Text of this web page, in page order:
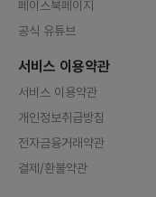
페이스북페이지
공식 유튜브
서비스 이용약관
서비스 이용약관
개인정보취급방침
전자금융거래약관
결제/환불약관